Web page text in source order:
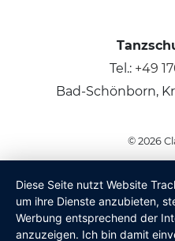
Tel.: +49
Bad-Schönborn,
© 2026
Diese Seite nutzt Website
um ihre Dienste anzubieten,
Werbung entsprechend der
anzuzeigen. Ich bin damit